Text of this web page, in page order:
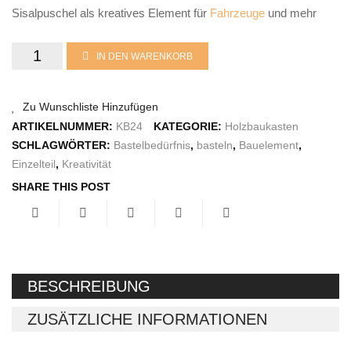
Leuchterspinne
Warenkorb
Mein Konto
IMPRESSUM
Sisalpuschel als kreatives Element für Fahrzeuge und mehr
Bauelement
dem
Gesamtset:
Objektteil
Sisalpuschel
Menge
IN DEN WARENKORB
Zu Wunschliste Hinzufügen
ARTIKELNUMMER: KB24 KATEGORIE: Holzbaukasten
SCHLAGWÖRTER: Bastelbedürfnis, basteln, Bauelement,
Einzelteil, Kreativität
SHARE THIS POST
BESCHREIBUNG
ZUSÄTZLICHE INFORMATIONEN